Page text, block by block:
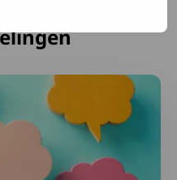
we het verschil: deel je